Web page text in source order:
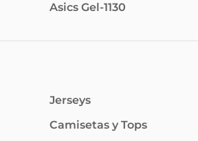
Asics Gel-1130
Jerseys
Camisetas y Tops